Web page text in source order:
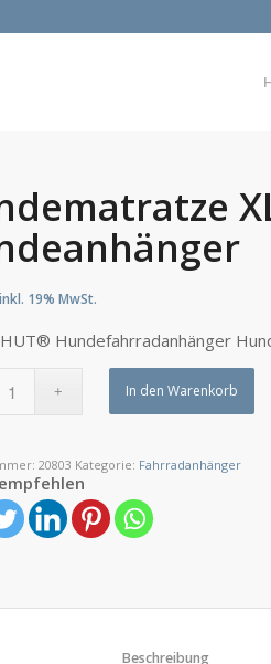
inkl. 19% MwSt.
Hundefahrradanhänger
In den Warenkorb
20803 Kategorie: Fahrradanhänger